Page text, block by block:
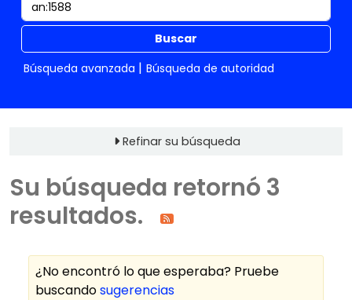
Buscar
Búsqueda avanzada
Búsqueda de autoridad
Refinar su búsqueda
Su búsqueda retornó 3
resultados.
¿No encontró lo que esperaba? Pruebe
buscandosugerencias